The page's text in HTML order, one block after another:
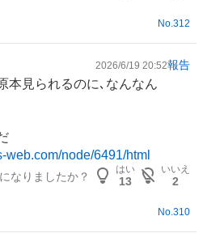
No. 312
2026/6/19 20:52報告
本見られるのに､なんなん
web.com/node/6491/html
なりましたか？
はい
13
いいえ
2
No.310